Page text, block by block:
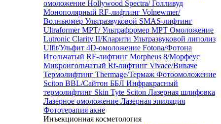
омоложение Hollywood Spectra/ Голливуд
Монополярный RF-лифтинг Volnewmer/
Волньюмер Ультразвуковой SMAS-лифтинг
Ultraformer MPT/ Ультраформер MPT Омоложение
Lutronic Clarity II/Кларити Ультразвуковой липолиз
Ulfit/Ульфит 4D-омоложение Fotona/Фотона
Игольчатый RF-лифтинг Morpheus 8/Морфеус
Микроигольчатый Rf-лифтинг Vivace/Виваче
Термолифтинг Thermage/Термаж Фотоомоложение
Sciton BBL/Сайтон ББЛ Инфракрасный
термолифтинг Skin Tyte Sciton Лазерная шлифовка
Лазерное омоложение Лазерная эпиляция
Фототерапия акне
Инъекционная косметология